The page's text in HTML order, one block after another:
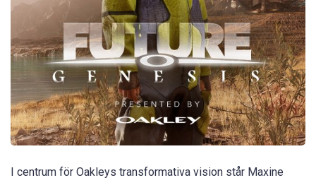
I centrum för Oakleys transformativa vision står Maxine